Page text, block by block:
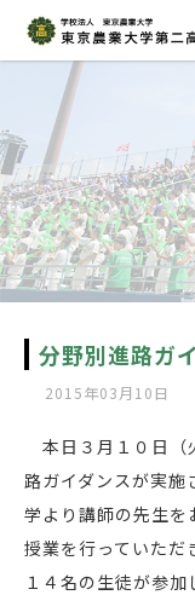
分野別進路ガ
2015年03月10日
本日３月１０日（
路ガイダンスが実施
学より講師の先生を
授業を行っていただ
１４名の生徒が参加